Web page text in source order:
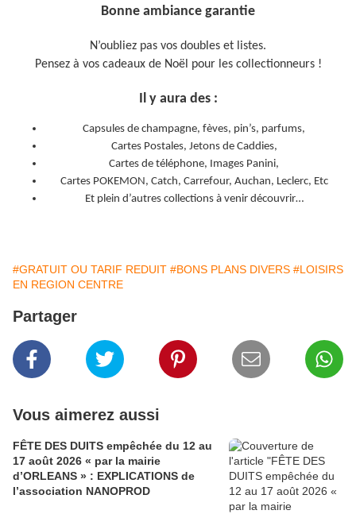
Bonne ambiance garantie
N’oubliez pas vos doubles et listes.
Pensez à vos cadeaux de Noël pour les collectionneurs !
Il y aura des :
Capsules de champagne, fèves, pin’s, parfums,
Cartes Postales, Jetons de Caddies,
Cartes de téléphone, Images Panini,
Cartes POKEMON, Catch, Carrefour, Auchan, Leclerc, Etc
Et plein d’autres collections à venir découvrir…
#GRATUIT OU TARIF REDUIT #BONS PLANS DIVERS #LOISIRS
EN REGION CENTRE
Partager
Vous aimerez aussi
FÊTE DES DUITS empêchée du 12 au
17 août 2026 « par la mairie
d’ORLEANS » : EXPLICATIONS de
l’association NANOPROD